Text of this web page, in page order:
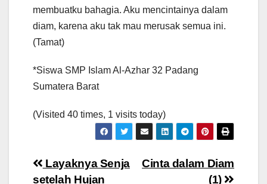
membuatku bahagia. Aku mencintainya dalam
diam, karena aku tak mau merusak semua ini.
(Tamat)
*Siswa SMP Islam Al-Azhar 32 Padang
Sumatera Barat
(Visited 40 times, 1 visits today)
Navigasi
Cinta dalam Diam
(1)
Layaknya Senja
setelah Hujan